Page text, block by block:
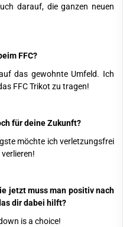
darauf, die ganzen neuen
FFC?
das gewohnte Umfeld. Ich
FFC Trikot zu tragen!
für deine Zukunft?
möchte ich verletzungsfrei
jetzt muss man positiv nach
dir dabei hilft?
is a choice!